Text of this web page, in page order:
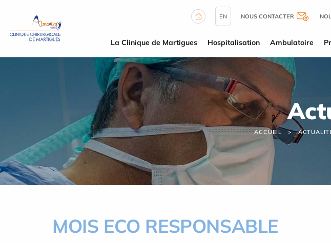
EN NOUS CONTACTER
La Clinique de Martigues Hospitalisation Ambulatoire
ACCUEIL
MOIS ECO RESPONSABLE